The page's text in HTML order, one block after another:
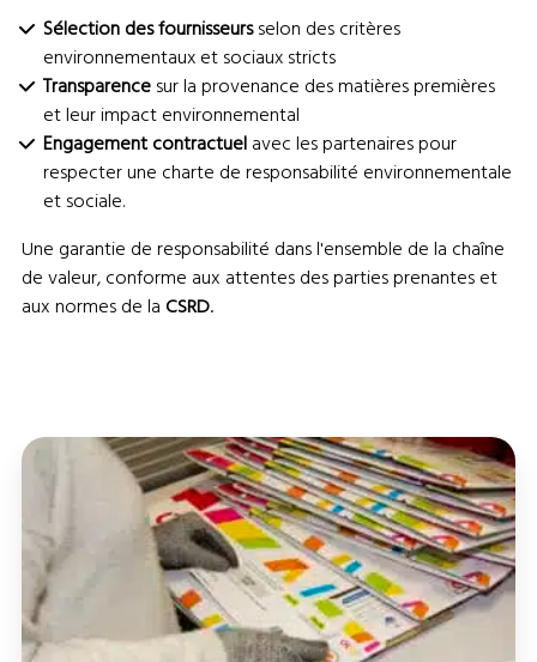
Sélection des fournisseursselon des critères
environnementaux et sociaux stricts
Transparencesur la provenance des matières premières
et leur impact environnemental
Engagement contractuelavec les partenaires pour
respecter une charte de responsabilité environnementale
et sociale.
Une garantie de responsabilité dans l'ensemble de la chaîne
de valeur, conforme aux attentes des parties prenantes et
aux normes de la CSRD.